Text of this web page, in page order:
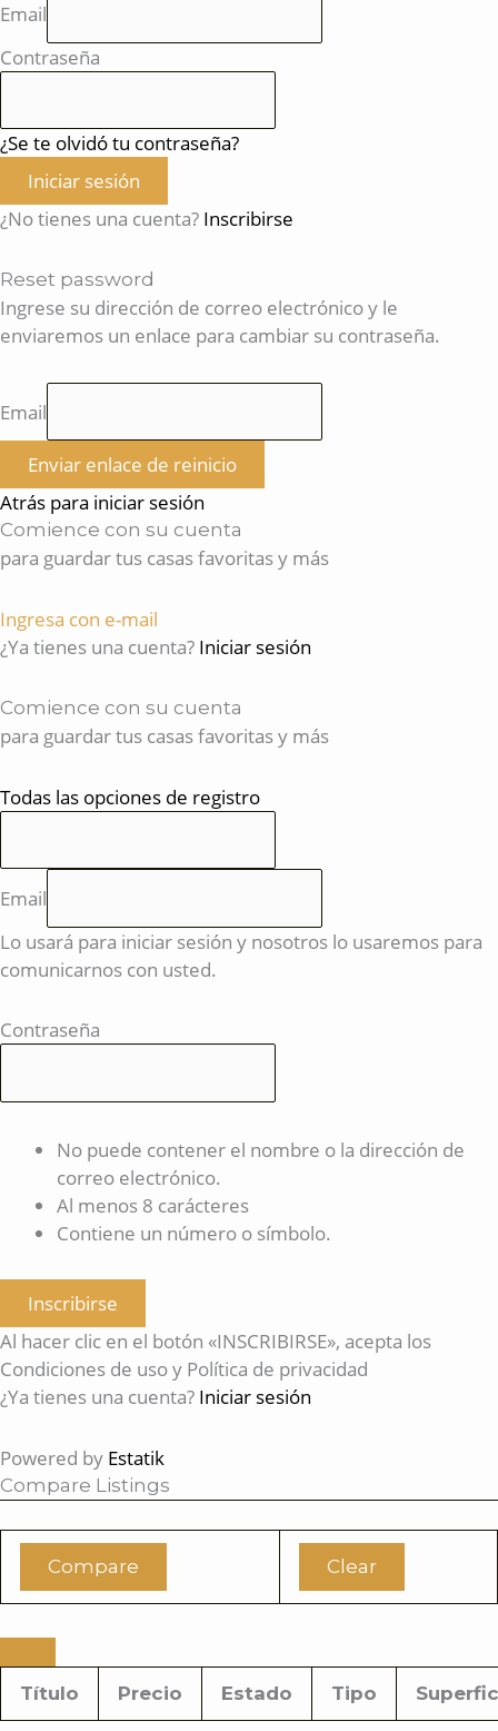
Email
Contraseña
¿Se te olvidó tu contraseña?
Iniciar sesión
¿No tienes una cuenta? Inscribirse
Reset password
Ingrese su dirección de correo electrónico y le
enviaremos un enlace para cambiar su contraseña.
Email
Enviar enlace de reinicio
Atrás para iniciar sesión
Comience con su cuenta
para guardar tus casas favoritas y más
Ingresa con e-mail
¿Ya tienes una cuenta? Iniciar sesión
Comience con su cuenta
para guardar tus casas favoritas y más
Todas las opciones de registro
Email
Lo usará para iniciar sesión y nosotros lo usaremos para
comunicarnos con usted.
Contraseña
No puede contener el nombre o la dirección de
correo electrónico.
Al menos 8 carácteres
Contiene un número o símbolo.
Inscribirse
Al hacer clic en el botón «INSCRIBIRSE», acepta los
Condiciones de uso y Política de privacidad
¿Ya tienes una cuenta? Iniciar sesión
Powered by Estatik
Compare Listings
Compare Clear
Título Precio Estado Tipo